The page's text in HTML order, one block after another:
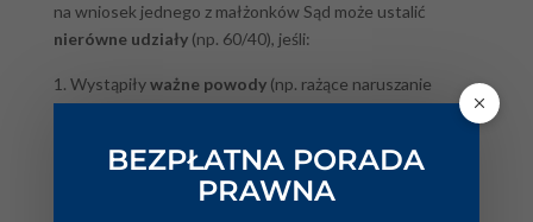
na wniosek jednego z małżonków Sąd może ustalić
nierówne udziały(np. 60/40), jeśli:
Wystąpiływażne powody(np. rażące naruszanie
majątku).
Stopień przyczynienia się małżonków do powstania
rażąco nierówny.
BEZPŁATNA PORADA
PRAWNA